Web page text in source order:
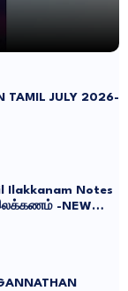
TAMIL JULY 2026-
Ilakkanam Notes
இலக்கணம் -NEW